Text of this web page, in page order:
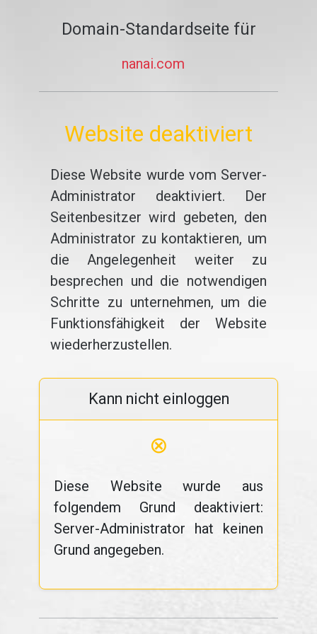
Domain-Standardseite für
nanai.com
Website deaktiviert
Diese Website wurde vom Server-
Administrator deaktiviert. Der
Seitenbesitzer wird gebeten, den
Administrator zu kontaktieren, um
die Angelegenheit weiter zu
besprechen und die notwendigen
Schritte zu unternehmen, um die
Funktionsfähigkeit der Website
wiederherzustellen.
Kann nicht einloggen
⊗
Diese Website wurde aus
folgendem Grund deaktiviert:
Server-Administrator hat keinen
Grund angegeben.